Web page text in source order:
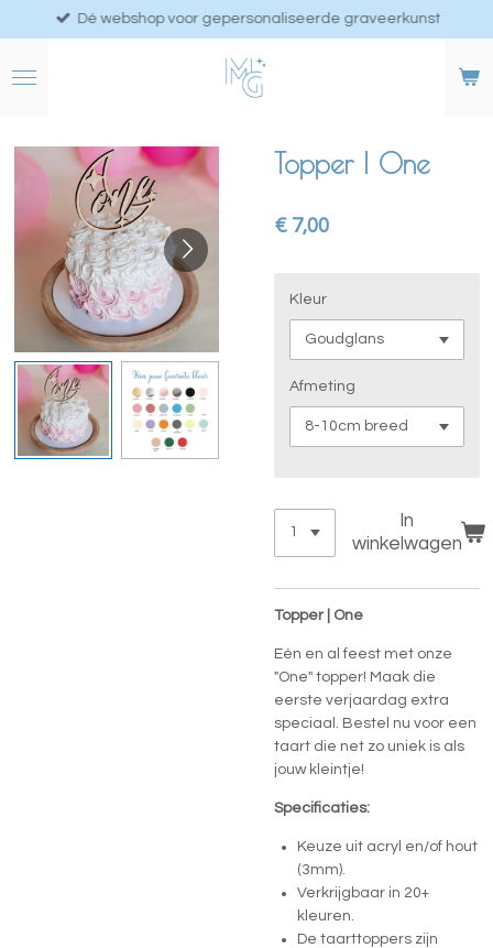
direct
naar
de
Dé webshop voor gepersonaliseerde graveerkunst
Topper | One
€ 7,00
Kleur
Afmeting
In
winkelwagen
Topper | One
Eén en al feest met onze
"One" topper! Maak die
eerste verjaardag extra
speciaal. Bestel nu voor een
taart die net zo uniek is als
jouw kleintje!
Specificaties:
Keuze uit acryl en/of hout
(3mm).
Verkrijgbaar in 20+
kleuren.
De taarttoppers zijn